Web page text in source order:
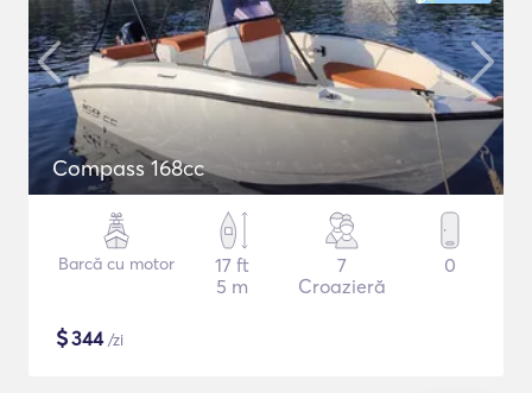
Compass 168cc
Barcă cu motor
17 ft
5 m
7
Croazieră
0
$344/zi